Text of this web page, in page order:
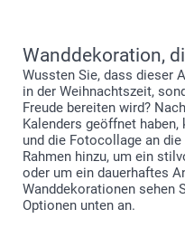
Wanddekoration,
Wussten Sie, dass dieser
in der Weihnachtszeit,
Freude bereiten wird?
Kalenders geöffnet
und die Fotocollage an die
Rahmen hinzu, um ein
oder um ein dauerhaftes
Wanddekorationen sehen
Optionen unten an.